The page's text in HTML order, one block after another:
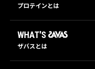
プロテインとは
WHAT'S
ザバスとは